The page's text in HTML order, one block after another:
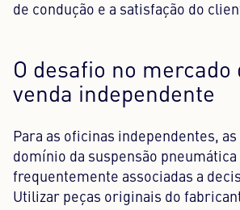
de condução e a satisfação do
O desafio no mercado
venda independente
Para as oficinas independentes,
domínio da suspensão
frequentemente associadas a
Utilizar peças originais do